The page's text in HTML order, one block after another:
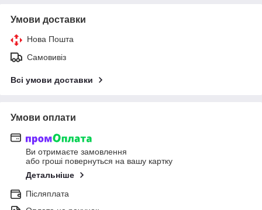
Умови доставки
Нова Пошта
Самовивіз
Всі умови доставки
Умови оплати
Ви отримаєте замовлення
або гроші повернуться на вашу картку
Детальніше
Післяплата